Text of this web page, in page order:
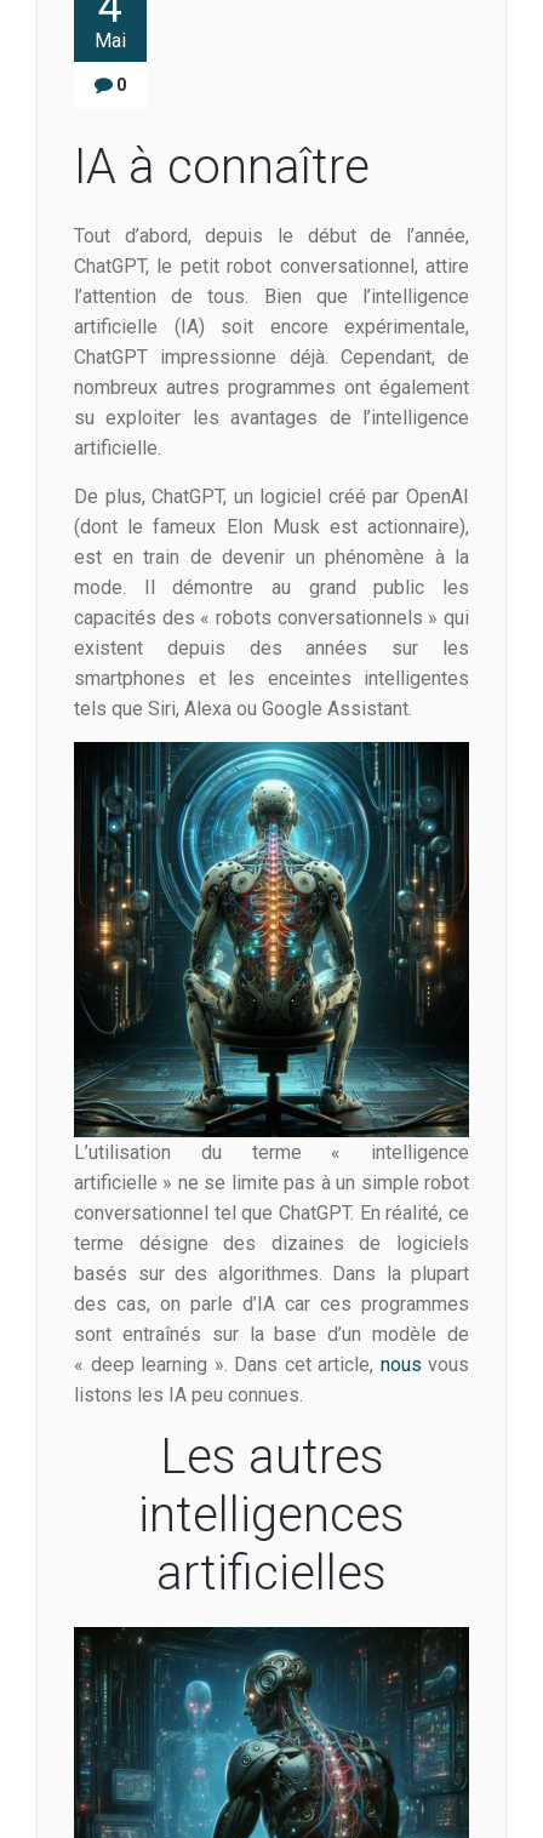
Mai
0
IA à connaître
Tout d’abord, depuis le début de l’année,
ChatGPT, le petit robot conversationnel, attire
l’attention de tous. Bien que l’intelligence
artificielle (IA) soit encore expérimentale,
ChatGPT impressionne déjà. Cependant, de
nombreux autres programmes ont également
su exploiter les avantages de l’intelligence
artificielle.
De plus, ChatGPT, un logiciel créé par OpenAI
(dont le fameux Elon Musk est actionnaire),
est en train de devenir un phénomène à la
mode. Il démontre au grand public les
capacités des « robots conversationnels » qui
existent depuis des années sur les
smartphones et les enceintes intelligentes
tels que Siri, Alexa ou Google Assistant.
L’utilisation du terme « intelligence
artificielle » ne se limite pas à un simple robot
conversationnel tel que ChatGPT. En réalité, ce
terme désigne des dizaines de logiciels
basés sur des algorithmes. Dans la plupart
des cas, on parle d’IA car ces programmes
sont entraînés sur la base d’un modèle de
« deep learning ». Dans cet article, nous vous
listons les IA peu connues.
Les autres
intelligences
artificielles